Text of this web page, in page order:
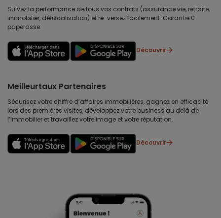
Suivez la performance de tous vos contrats (assurance vie, retraite,
immobilier, défiscalisation) et re-versez facilement. Garantie 0
paperasse.
Découvrir
Meilleurtaux Partenaires
Sécurisez votre chiffre d’affaires immobilières, gagnez en efficacité
lors des premières visites, développez votre business au delà de
l’immobilier et travaillez votre image et votre réputation.
Découvrir